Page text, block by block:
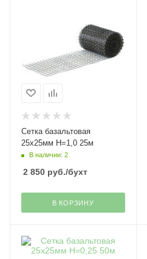
Сетка базальтовая
25х25мм H=1,0 25м
В наличии: 2
2 850 руб./бухт
В КОРЗИНУ